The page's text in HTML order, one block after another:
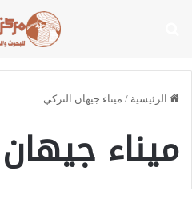
الرئيسية / ميناء جيهان التركي
ميناء